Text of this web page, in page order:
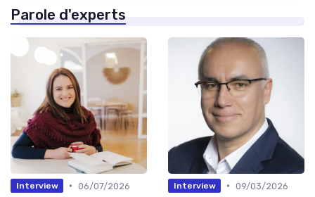
Parole d'experts
Interview • 06/07/2026
Interview • 09/03/2026